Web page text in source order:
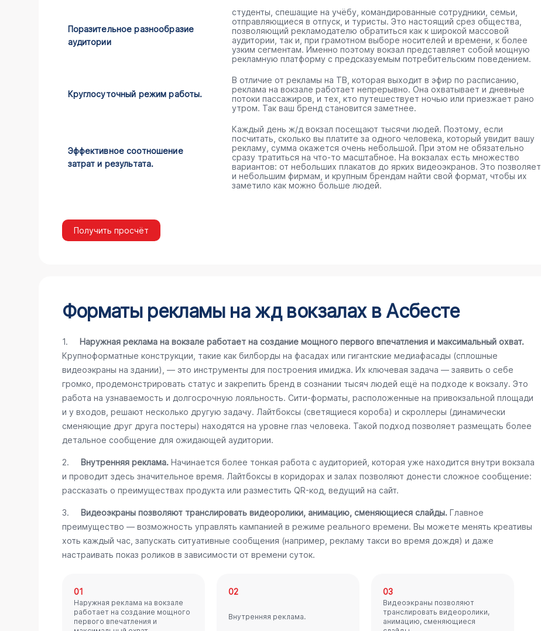
Поразительное разнообразие
аудитории
студенты, спешащие на учёбу, командированные сотрудники, семьи,
отправляющиеся в отпуск, и туристы. Это настоящий срез общества,
позволяющий рекламодателю обратиться как к широкой массовой
аудитории, так и, при грамотном выборе носителей и времени, к более
узким сегментам. Именно поэтому вокзал представляет собой мощную
рекламную платформу с предсказуемым потребительским поведением.
Круглосуточный режим работы.
В отличие от рекламы на ТВ, которая выходит в эфир по расписанию,
реклама на вокзале работает непрерывно. Она охватывает и дневные
потоки пассажиров, и тех, кто путешествует ночью или приезжает рано
утром. Так ваш бренд становится заметнее.
Эффективное соотношение
затрат и результата.
Каждый день ж/д вокзал посещают тысячи людей. Поэтому, если
посчитать, сколько вы платите за одного человека, который увидит вашу
рекламу, сумма окажется очень небольшой. При этом не обязательно
сразу тратиться на что-то масштабное. На вокзалах есть множество
вариантов: от небольших плакатов до ярких видеоэкранов. Это позволяет
и небольшим фирмам, и крупным брендам найти свой формат, чтобы их
заметило как можно больше людей.
Получить просчёт
Форматы рекламы на жд вокзалах в Асбесте
1. Наружная реклама на вокзале работает на создание мощного первого впечатления и максимальный охват.
Крупноформатные конструкции, такие как билборды на фасадах или гигантские медиафасады (сплошные
видеоэкраны на здании), — это инструменты для построения имиджа. Их ключевая задача — заявить о себе
громко, продемонстрировать статус и закрепить бренд в сознании тысяч людей ещё на подходе к вокзалу. Это
работа на узнаваемость и долгосрочную лояльность. Сити-форматы, расположенные на привокзальной площади
и у входов, решают несколько другую задачу. Лайтбоксы (светящиеся короба) и скроллеры (динамически
сменяющие друг друга постеры) находятся на уровне глаз человека. Такой подход позволяет размещать более
детальное сообщение для ожидающей аудитории.
2. Внутренняя реклама. Начинается более тонкая работа с аудиторией, которая уже находится внутри вокзала
и проводит здесь значительное время. Лайтбоксы в коридорах и залах позволяют донести сложное сообщение:
рассказать о преимуществах продукта или разместить QR-код, ведущий на сайт.
3. Видеоэкраны позволяют транслировать видеоролики, анимацию, сменяющиеся слайды.Главное
преимущество — возможность управлять кампанией в режиме реального времени. Вы можете менять креативы
хоть каждый час, запускать ситуативные сообщения (например, рекламу такси во время дождя) и даже
настраивать показ роликов в зависимости от времени суток.
01
Наружная реклама на вокзале
работает на создание мощного
первого впечатления и
02
Внутренняя реклама.
03
Видеоэкраны позволяют
транслировать видеоролики,
анимацию, сменяющиеся